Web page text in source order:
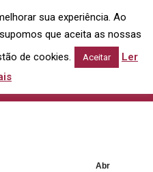
Search:
desde 20 EUR
de pele desde 20…
Abr
sua experiência. Ao
que aceita as nossas
de cookies.
Aceitar
Ler